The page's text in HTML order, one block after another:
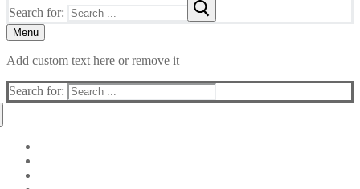
Search for:
Menu
Add custom text here or remove it
Search for: